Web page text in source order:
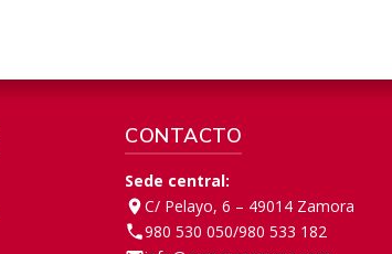
CONTACTO
Sede central:
C/ Pelayo, 6 – 49014 Zamora
980 530 050/980 533 182